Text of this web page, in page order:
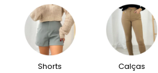
Croppeds Vestidos